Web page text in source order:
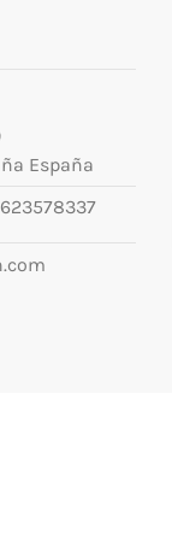
España
623578337